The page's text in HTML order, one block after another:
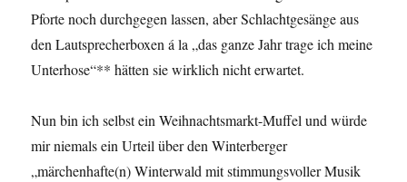
Pforte noch durchgegen lassen, aber Schlachtgesänge aus
den Lautsprecherboxen á la „das ganze Jahr trage ich meine
Unterhose“** hätten sie wirklich nicht erwartet.
Nun bin ich selbst ein Weihnachtsmarkt-Muffel und würde
mir niemals ein Urteil über den Winterberger
„märchenhafte(n) Winterwald mit stimmungsvoller Musik